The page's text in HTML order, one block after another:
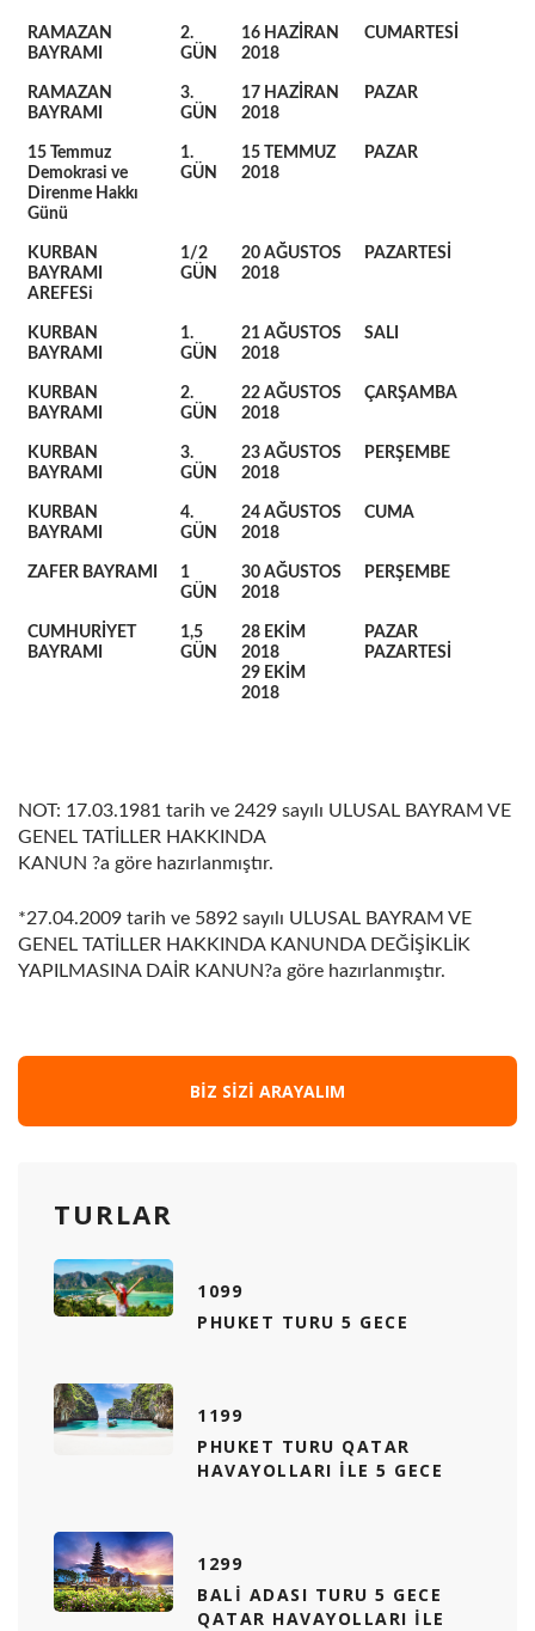
RAMAZAN
BAYRAMI
2.
GÜN
16 HAZİRAN
2018
CUMARTESİ
RAMAZAN
BAYRAMI
3.
GÜN
17 HAZİRAN
2018
PAZAR
15 Temmuz
Demokrasi ve
Direnme Hakkı
Günü
1.
GÜN
15 TEMMUZ
2018
PAZAR
KURBAN
BAYRAMI
AREFESi
1/2
GÜN
20 AĞUSTOS
2018
PAZARTESİ
KURBAN
BAYRAMI
1.
GÜN
21 AĞUSTOS
2018
SALI
KURBAN
BAYRAMI
2.
GÜN
22 AĞUSTOS
2018
ÇARŞAMBA
KURBAN
BAYRAMI
3.
GÜN
23 AĞUSTOS
2018
PERŞEMBE
KURBAN
BAYRAMI
4.
GÜN
24 AĞUSTOS
2018
CUMA
ZAFER BAYRAMI
1
GÜN
30 AĞUSTOS
2018
PERŞEMBE
CUMHURİYET
BAYRAMI
1,5
GÜN
28 EKİM
2018
29 EKİM
2018
PAZAR
PAZARTESİ
NOT: 17.03.1981 tarih ve 2429 sayılı ULUSAL BAYRAM VE
GENEL TATİLLER HAKKINDA
KANUN ?a göre hazırlanmıştır.
*27.04.2009 tarih ve 5892 sayılı ULUSAL BAYRAM VE
GENEL TATİLLER HAKKINDA KANUNDA DEĞİŞİKLİK
YAPILMASINA DAİR KANUN?a göre hazırlanmıştır.
BIZ SIZI ARAYALIM
TURLAR
1099
PHUKET TURU 5 GECE
1199
PHUKET TURU QATAR
HAVAYOLLARI ILE 5 GECE
1299
BALI ADASI TURU 5 GECE
QATAR HAVAYOLLARI ILE